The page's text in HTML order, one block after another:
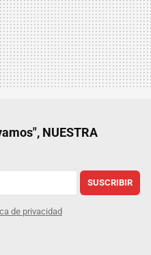
NUESTRA
SUSCRIBIR
de privacidad